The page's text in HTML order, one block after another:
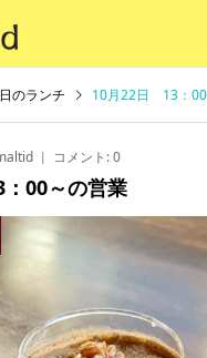
のランチ 10月22日 13：
コメント:0
00～の営業